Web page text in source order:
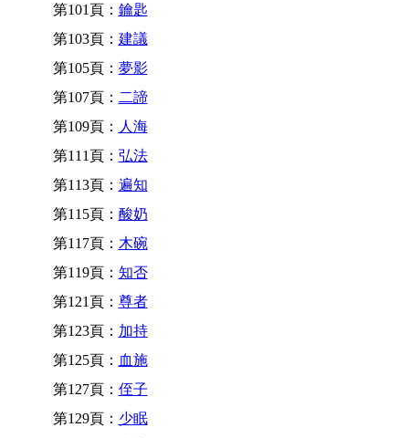
第101頁： 鑰匙
第103頁： 建議
第105頁： 夢影
第107頁： 二諦
第109頁： 人海
第111頁： 弘法
第113頁： 遍知
第115頁： 酸奶
第117頁： 木碗
第119頁： 知否
第121頁： 尊者
第123頁： 加持
第125頁： 血施
第127頁： 侄子
第129頁： 少眠